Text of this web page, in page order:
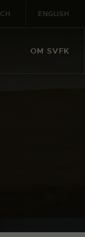
ENGLISH
OM SVFK